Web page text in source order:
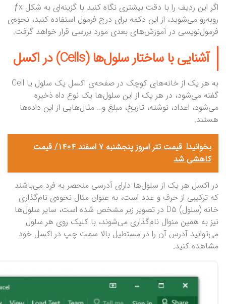
اگر این ردیف را با دقت بیشتری نگاه کنید با گزینه‌ای به شکل ƒx
رو‌به‌رو می‌شوید، از این دکمه برای درج فرمول استفاده کنید، نحوه‌ی
فرمول‌نویسی در آموزش‌های بعدی مورد بررسی قرار خواهد گرفت.
آشنایی با ساختار سلول‌ها (Cells) در اکسل
به هر یک از خانه‌‌های کوچک در صفحه‌ی اکسل یک سلول یا Cell
گفته می‌شود، در هر یک از این سلول‌ها یک نوع داه ذخیره‌
می‌شود، اعداد، نوشته، تاریخ، مبلغ و… مثال‌هایی از این داده‌ها
هستند.
بخوانید!
قیمت تتر امروز پنجشنبه ۷ اسفند ۱۴۰۴/ قیمت
کاهشی شد
در اکسل هر یک از سلول‌ها دارای آدرسی منحصر به فرد می‌باشند
که ترکیبی از حرف و عدد است، به عنوان مثال نحوه‌ی نام‌گذاری
خانه (سلول) D5 در تصویر زیر مشخص شده است، سایر سلول‌ها
نیز به همین منوال نام‌گذاری می‌شوند، با کلیک روی هر سلول
می‌توانید آدرس آن را در مستطیل بالا سمت چپ در اکسل خود
مشاهده کنید.